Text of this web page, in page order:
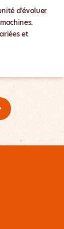
d'évoluer
et